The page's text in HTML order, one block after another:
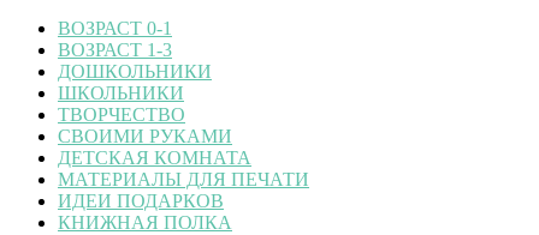
ВОЗРАСТ 0-1
ВОЗРАСТ 1-3
ДОШКОЛЬНИКИ
ШКОЛЬНИКИ
ТВОРЧЕСТВО
СВОИМИ РУКАМИ
ДЕТСКАЯ КОМНАТА
МАТЕРИАЛЫ ДЛЯ ПЕЧАТИ
ИДЕИ ПОДАРКОВ
КНИЖНАЯ ПОЛКА